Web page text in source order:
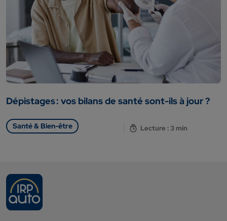
Dépistages : vos bilans de santé sont-ils à jour ?
Santé & Bien-être Lecture : 3 min